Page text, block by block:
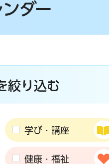
ダー
絞り込む
学び・講座
健康・福祉